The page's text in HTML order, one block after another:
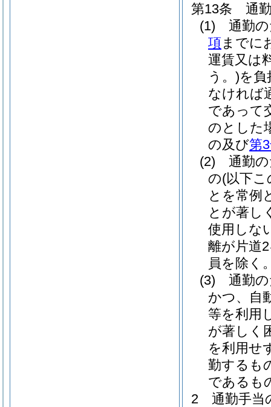
第13条
通
(1)
通勤
項 までに
運賃又は
う。)を
なければ
であって
のとした
の及び第
(2)
通勤
の(以下
とを常例
とが著し
使用しな
離が片道
員を除く
(3)
通勤
かつ、自
等を利用
が著しく
を利用せ
勤するも
であるも
2
通勤手当